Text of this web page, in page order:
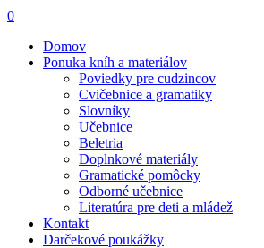
search
account
0
Domov
Ponuka kníh a materiálov
Poviedky pre cudzincov
Cvičebnice a gramatiky
Slovníky
Učebnice
Beletria
Doplnkové materiály
Gramatické pomôcky
Odborné učebnice
Literatúra pre deti a mládež
Kontakt
Darčekové poukážky